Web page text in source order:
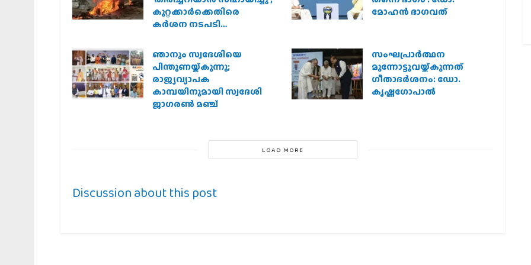
കുറ്റക്കാർക്കെതിരെ
കർശന നടപടി
പരിഷത്ത്
മോഹന്‍ ഭാഗവത്
ഞാനും സ്വദേശിയെ
പിന്തുണയ്ക്കുന്നു;
രാജ്യവ്യാപക
കാമ്പയിനുമായി സ്വദേശി
ജാഗരണ്‍ മഞ്ച്
സംഘപ്രാര്‍ത്ഥന
മുന്നോട്ടുവയ്ക്കുന്നത്
ഗീതാദര്‍ശനം: ഡോ.
കൃഷ്ണഗോപാല്‍
LOAD MORE
Discussion about this post